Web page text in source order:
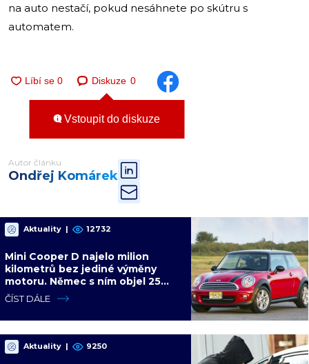
na auto nestačí, pokud nesáhnete po skútru s
automatem.
Diskuze 0
Vstoupit do diskuze
Autor článku
Ondřej Komárek
Aktuality | 12732
Mini Cooper D najelo milion
kilometrů bez jediné výměny
motoru. Němec s ním objel 25
zemí a míří na další milion
ČÍST DÁLE
Aktuality | 9250